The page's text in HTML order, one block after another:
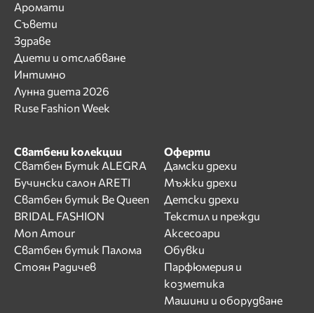
Аромати
Съвети
Здраве
Диети и отслабване
Интимно
Лунна диета 2026
Ruse Fashion Week
Сватбени колекции
Сватбен Бутик ALEGRA
Бучински салон ARETI
Сватбен бутик Be Queen
BRIDAL FASHION
Mon Amour
Сватбен бутик Палома
Стоян Радичев
Оферти
Дамски дрехи
Мъжки дрехи
Детски дрехи
Текстил и прежди
Аксесоари
Обувки
Парфюмерия и
козметика
Машини и оборудване